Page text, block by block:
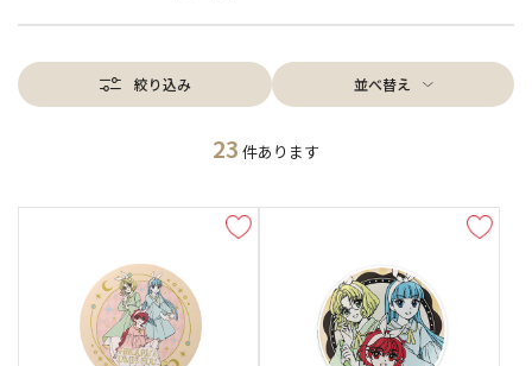
絞り込み 並べ替え
23 件あります